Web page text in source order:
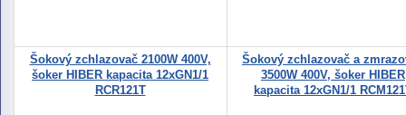
Šokový zchlazovač 2100W 400V,
šoker HIBER kapacita 12xGN1/1
RCR121T
Šokový zchlazovač a
3500W 400V, šoker HIBER
kapacita 12xGN1/1